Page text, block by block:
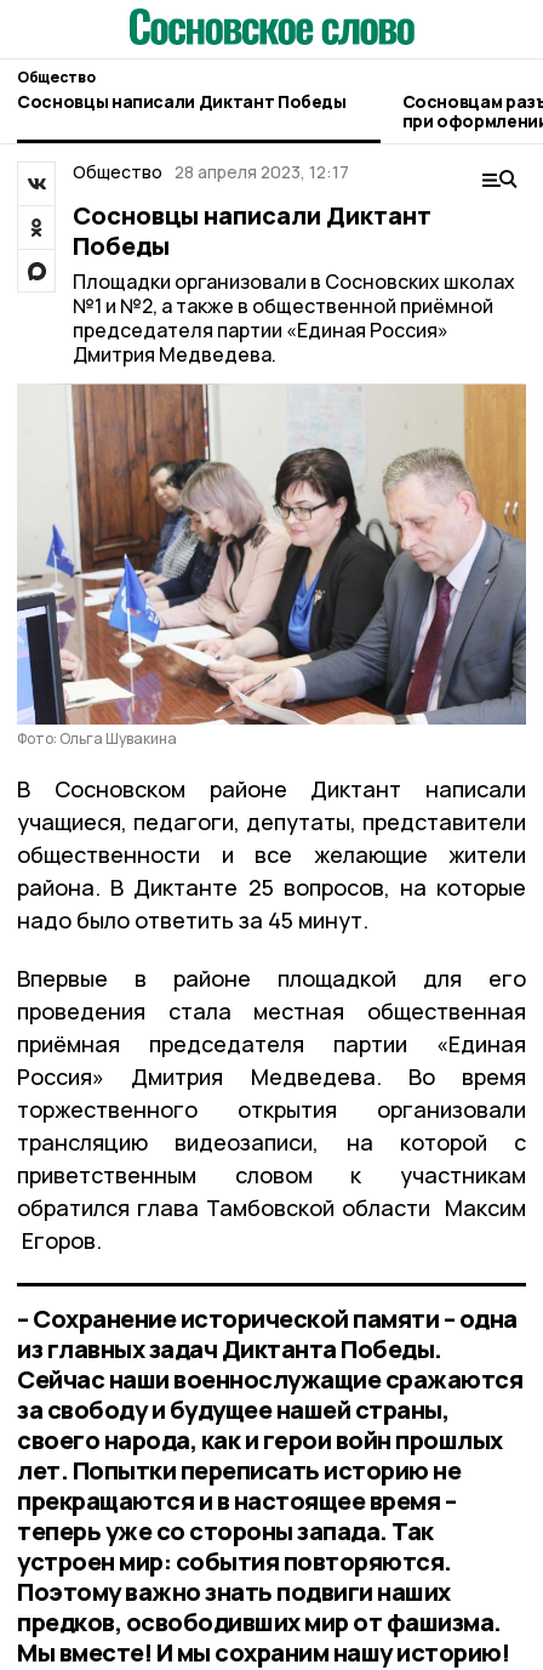
Общество
Сосновцы написали Диктант Победы
Сосновцам
при
людьми
Общество 28 апреля 2023, 12:17
Сосновцы написали Диктант
Победы
Площадки организовали в Сосновских школах
№1 и №2, а также в общественной приёмной
председателя партии «Единая Россия»
Дмитрия Медведева.
Фото: Ольга Шувакина
В Сосновском районе Диктант написали
учащиеся, педагоги, депутаты, представители
общественности и все желающие жители
района. В Диктанте 25 вопросов, на которые
надо было ответить за 45 минут.
Впервые в районе площадкой для его
проведения стала местная общественная
приёмная председателя партии «Единая
Россия» Дмитрия Медведева. Во время
торжественного открытия организовали
трансляцию видеозаписи, на которой с
приветственным словом к участникам
обратился глава Тамбовской области Максим
Егоров.
– Сохранение исторической памяти – одна
из главных задач Диктанта Победы.
Сейчас наши военнослужащие сражаются
за свободу и будущее нашей страны,
своего народа, как и герои войн прошлых
лет. Попытки переписать историю не
прекращаются и в настоящее время –
теперь уже со стороны запада. Так
устроен мир: события повторяются.
Поэтому важно знать подвиги наших
предков, освободивших мир от фашизма.
Мы вместе! И мы сохраним нашу историю!